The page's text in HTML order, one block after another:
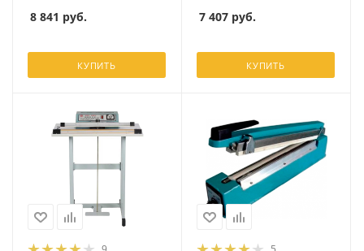
8 841 руб.
КУПИТЬ
7 407 руб.
КУПИТЬ